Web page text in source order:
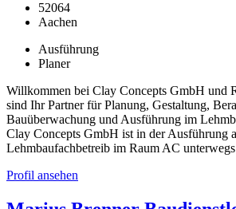
52064
Aachen
Ausführung
Planer
Willkommen bei Clay Concepts GmbH und
sind Ihr Partner für Planung, Gestaltung,
Bauüberwachung und Ausführung im
Clay Concepts GmbH ist in der Ausführung
Lehmbaufachbetreib im Raum AC unterwegs
Profil ansehen